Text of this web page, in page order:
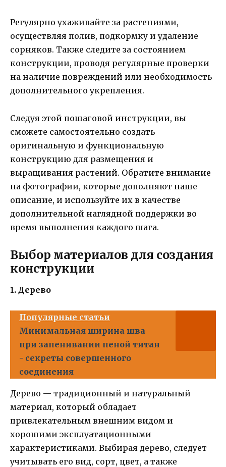
Регулярно ухаживайте за растениями,
осуществляя полив, подкормку и удаление
сорняков. Также следите за состоянием
конструкции, проводя регулярные проверки
на наличие повреждений или необходимость
дополнительного укрепления.
Следуя этой пошаговой инструкции, вы
сможете самостоятельно создать
оригинальную и функциональную
конструкцию для размещения и
выращивания растений. Обратите внимание
на фотографии, которые дополняют наше
описание, и используйте их в качестве
дополнительной наглядной поддержки во
время выполнения каждого шага.
Выбор материалов для создания
конструкции
1. Дерево
Популярные статьи
Минимальная ширина шва
при запенивании пеной титан
- секреты совершенного
соединения
Дерево — традиционный и натуральный
материал, который обладает
привлекательным внешним видом и
хорошими эксплуатационными
характеристиками. Выбирая дерево, следует
учитывать его вид, сорт, цвет, а также